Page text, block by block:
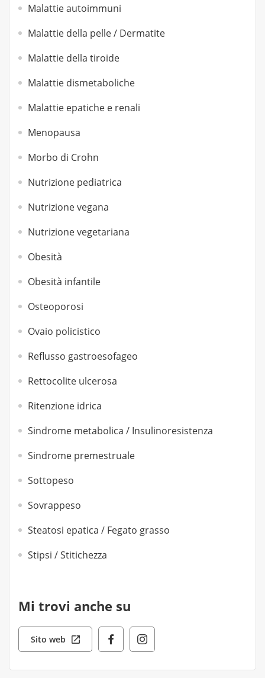
Malattie autoimmuni
Malattie della pelle / Dermatite
Malattie della tiroide
Malattie dismetaboliche
Malattie epatiche e renali
Menopausa
Morbo di Crohn
Nutrizione pediatrica
Nutrizione vegana
Nutrizione vegetariana
Obesità
Obesità infantile
Osteoporosi
Ovaio policistico
Reflusso gastroesofageo
Rettocolite ulcerosa
Ritenzione idrica
Sindrome metabolica / Insulinoresistenza
Sindrome premestruale
Sottopeso
Sovrappeso
Steatosi epatica / Fegato grasso
Stipsi / Stitichezza
Mi trovi anche su
Sito web